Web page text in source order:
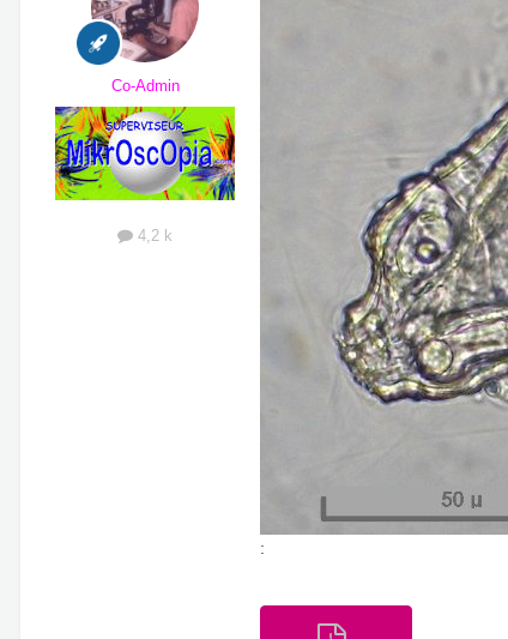
Co-Admin
4,2 k
: